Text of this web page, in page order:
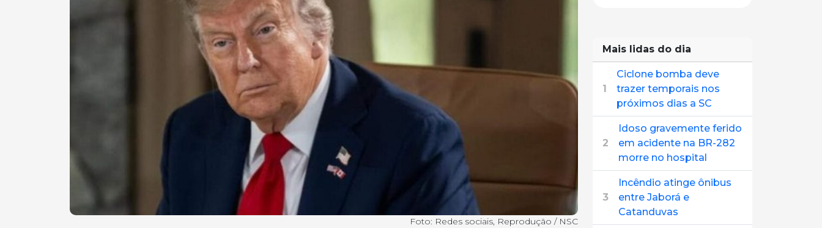
Foto: Redes sociais, Reprodução / NSC
Mais lidas do dia
1
Ciclone bomba deve
trazer temporais nos
próximos dias a SC
2
Idoso gravemente ferido
em acidente na BR-282
morre no hospital
3
Incêndio atinge ônibus
entre Jaborá e
Catanduvas